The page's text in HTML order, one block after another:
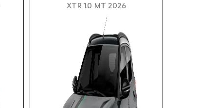
XTR 1.0 MT 2026